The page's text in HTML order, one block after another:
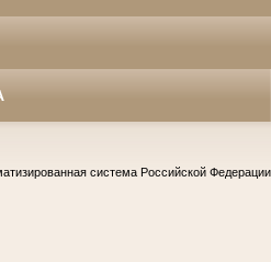
система Российской